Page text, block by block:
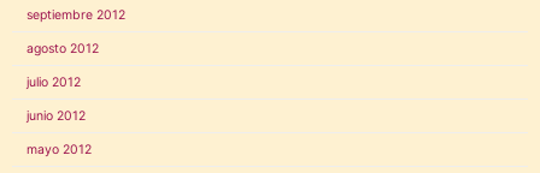
septiembre 2012
agosto 2012
julio 2012
junio 2012
mayo 2012